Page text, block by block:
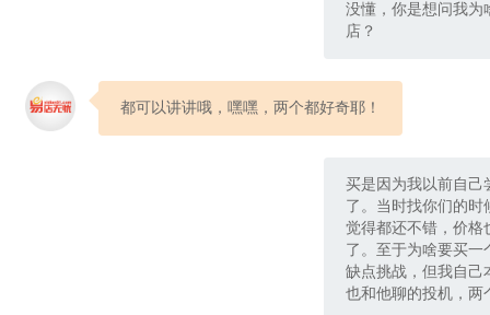
没懂，你是想问我为
店？
都可以讲讲哦，嘿嘿，两个都好奇耶！
买是因为我以前自己
了。当时找你们的时
觉得都还不错，价格
了。至于为啥要买一
缺点挑战，但我自己
也和他聊的投机，两